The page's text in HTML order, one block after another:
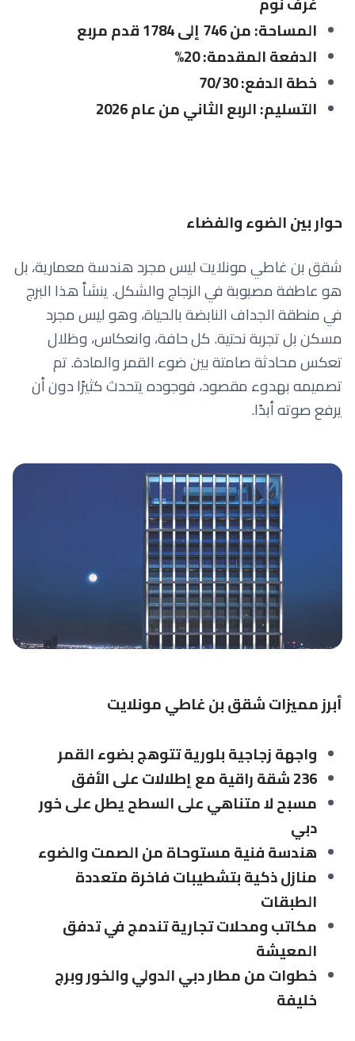
المساحة: من 746 إلى 1784 قدم مربع
الدفعة المقدمة: 20%
خطة الدفع: 70/30
التسليم: الربع الثاني من عام 2026
حوار بين الضوء والفضاء
شقق بن غاطي مونلايت ليس مجرد هندسة معمارية، بل
هو عاطفة مصبوبة في الزجاج والشكل. ينشأ هذا البرج
في منطقة الجداف النابضة بالحياة، وهو ليس مجرد
مسكن بل تجربة نحتية. كل حافة، وانعكاس، وظلال
تعكس محادثة صامتة بين ضوء القمر والمادة. تم
تصميمه بهدوء مقصود، فوجوده يتحدث كثيرًا دون أن
يرفع صوته أبدًا.
أبرز مميزات شقق بن غاطي مونلايت
واجهة زجاجية بلورية تتوهج بضوء القمر
236 شقة راقية مع إطلالات على الأفق
مسبح لا متناهي على السطح يطل على خور
دبي
هندسة فنية مستوحاة من الصمت والضوء
منازل ذكية بتشطيبات فاخرة متعددة
الطبقات
مكاتب ومحلات تجارية تندمج في تدفق
المعيشة
خطوات من مطار دبي الدولي والخور وبرج
خليفة